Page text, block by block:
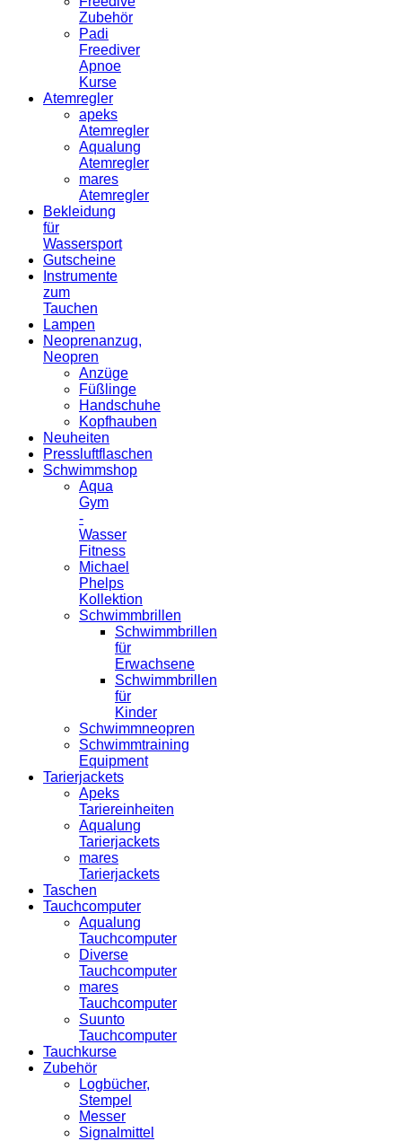
Zubehör
Padi
Freediver
Apnoe
Kurse
Atemregler
apeks
Atemregler
Aqualung
Atemregler
mares
Atemregler
Bekleidung
für
Wassersport
Gutscheine
Instrumente
zum
Tauchen
Lampen
Neoprenanzug,
Neopren
Anzüge
Füßlinge
Handschuhe
Kopfhauben
Neuheiten
Pressluftflaschen
Schwimmshop
Aqua
Gym
-
Wasser
Fitness
Michael
Phelps
Kollektion
Schwimmbrillen
Schwimmbrillen
für
Erwachsene
Schwimmbrillen
für
Kinder
Schwimmneopren
Schwimmtraining
Equipment
Tarierjackets
Apeks
Tariereinheiten
Aqualung
Tarierjackets
mares
Tarierjackets
Taschen
Tauchcomputer
Aqualung
Tauchcomputer
Diverse
Tauchcomputer
mares
Tauchcomputer
Suunto
Tauchcomputer
Tauchkurse
Zubehör
Logbücher,
Stempel
Messer
Signalmittel